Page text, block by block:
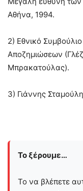
Αθήνα, 1994.
2) Εθνικό
Αποζημιώσεων
Μπρακατούλας).
3) Γιάννης
Το ξέρουμε…
Το να βλέπετε